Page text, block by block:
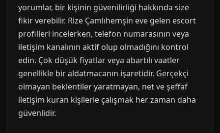
yorumlar, bir kişinin güvenilirliği hakkında size
fikir verebilir. Rize Çamlıhemşin eve gelen escort
profilleri incelerken, telefon numarasının veya
iletişim kanalının aktif olup olmadığını kontrol
edin. Çok düşük fiyatlar veya abartılı vaatler
genellikle bir aldatmacanın işaretidir. Gerçekçi
olmayan beklentiler yaratmayan, net ve şeffaf
iletişim kuran kişilerle çalışmak her zaman daha
güvenlidir.